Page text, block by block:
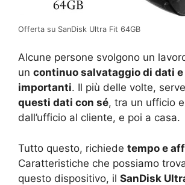
Offerta su SanDisk Ultra Fit 64GB
Alcune persone svolgono un
un continuo salvataggio di dati
importanti. Il più delle volte, serve
questi dati con sé, tra un ufficio e
dall’ufficio al cliente, e poi a casa.
Tutto questo, richiede tempo e
Caratteristiche che possiamo
questo dispositivo, il SanDisk